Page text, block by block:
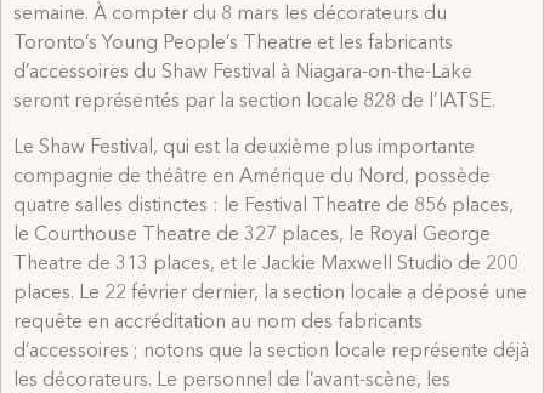
semaine. À compter du 8 mars les décorateurs du
Toronto’s Young People’s Theatre et les fabricants
d’accessoires du Shaw Festival à Niagara-on-the-Lake
seront représentés par la section locale 828 de l’IATSE.
Le Shaw Festival, qui est la deuxième plus importante
compagnie de théâtre en Amérique du Nord, possède
quatre salles distinctes : le Festival Theatre de 856 places,
le Courthouse Theatre de 327 places, le Royal George
Theatre de 313 places, et le Jackie Maxwell Studio de 200
places. Le 22 février dernier, la section locale a déposé une
requête en accréditation au nom des fabricants
d’accessoires ; notons que la section locale représente déjà
les décorateurs. Le personnel de l’avant-scène, les